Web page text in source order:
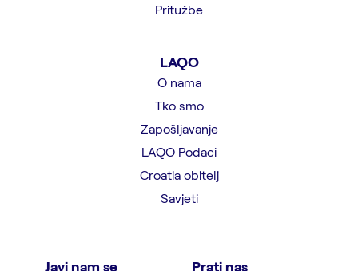
Pritužbe
LAQO
O nama
Tko smo
Zapošljavanje
LAQO Podaci
Croatia obitelj
Savjeti
Javi nam se Prati nas